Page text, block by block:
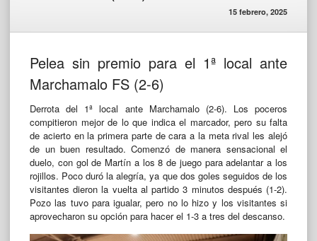
15 febrero, 2025
Pelea sin premio para el 1ª local ante
Marchamalo FS (2-6)
Derrota del 1ª local ante Marchamalo (2-6). Los poceros
compitieron mejor de lo que indica el marcador, pero su falta
de acierto en la primera parte de cara a la meta rival les alejó
de un buen resultado. Comenzó de manera sensacional el
duelo, con gol de Martín a los 8 de juego para adelantar a los
rojillos. Poco duró la alegría, ya que dos goles seguidos de los
visitantes dieron la vuelta al partido 3 minutos después (1-2).
Pozo las tuvo para igualar, pero no lo hizo y los visitantes si
aprovecharon su opción para hacer el 1-3 a tres del descanso.